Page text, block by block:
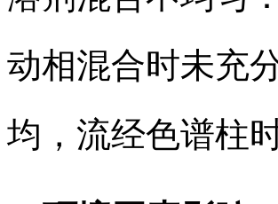
动相混合时未充
均，流经色谱柱